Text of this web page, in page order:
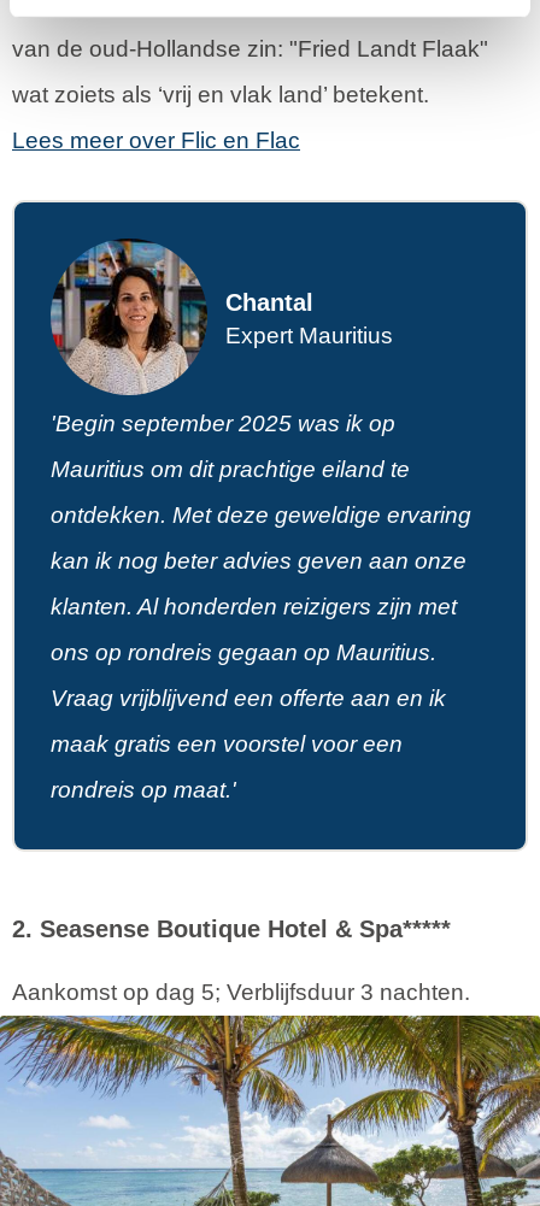
van de oud-Hollandse zin: "Fried Landt Flaak"
wat zoiets als ‘vrij en vlak land’ betekent.
Lees meer over Flic en Flac
Chantal
Expert Mauritius
'Begin september 2025 was ik op
Mauritius om dit prachtige eiland te
ontdekken. Met deze geweldige ervaring
kan ik nog beter advies geven aan onze
klanten. Al honderden reizigers zijn met
ons op rondreis gegaan op Mauritius.
Vraag vrijblijvend een offerte aan en ik
maak gratis een voorstel voor een
rondreis op maat.'
2. Seasense Boutique Hotel & Spa*****
Aankomst op dag 5; Verblijfsduur 3 nachten.